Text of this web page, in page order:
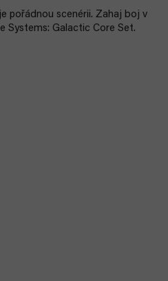
pořádnou scenérii. Zahaj boj v
Systems: Galactic Core Set.